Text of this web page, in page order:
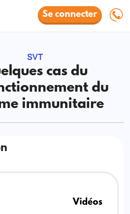
Se connecter
SVT
cas du
du
immunitaire
Vidéos